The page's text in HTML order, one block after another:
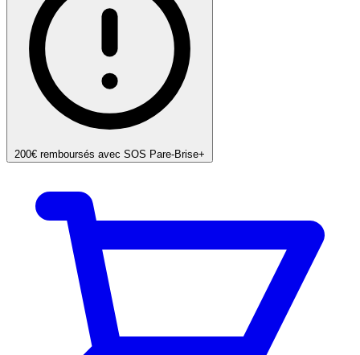
200€ remboursés avec SOS Pare-Brise+